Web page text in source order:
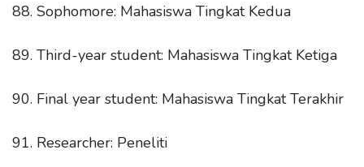
88. Sophomore: Mahasiswa Tingkat Kedua
89. Third-year student: Mahasiswa Tingkat Ketiga
90. Final year student: Mahasiswa Tingkat Terakhir
91. Researcher: Peneliti